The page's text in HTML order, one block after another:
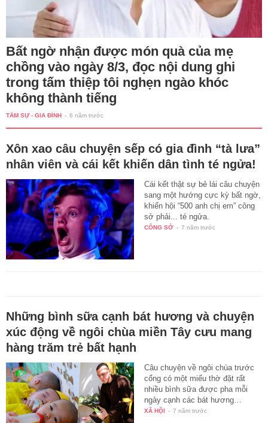
Bất ngờ nhận được món quà của mẹ
chồng vào ngày 8/3, đọc nội dung ghi
trong tấm thiệp tôi nghẹn ngào khóc
không thành tiếng
TÂM SỰ - GIA ĐÌNH - 6 năm trước
Xôn xao câu chuyện sếp có gia đình “tà lưa”
nhân viên và cái kết khiến dân tình té ngửa!
Cái kết thật sự bẻ lái câu chuyện
sang một hướng cực kỳ bất ngờ,
khiến hội “500 anh chị em” công
sở phải... té ngửa.
CÔNG SỞ - 7 năm trước
Những bình sữa cạnh bát hương và chuyện
xúc động về ngôi chùa miền Tây cưu mang
hàng trăm trẻ bất hạnh
Câu chuyện về ngôi chùa trước
cổng có một miếu thờ đặt rất
nhiều bình sữa được pha mỗi
ngày cạnh các bát hương…
XÃ HỘI - 7 năm trước